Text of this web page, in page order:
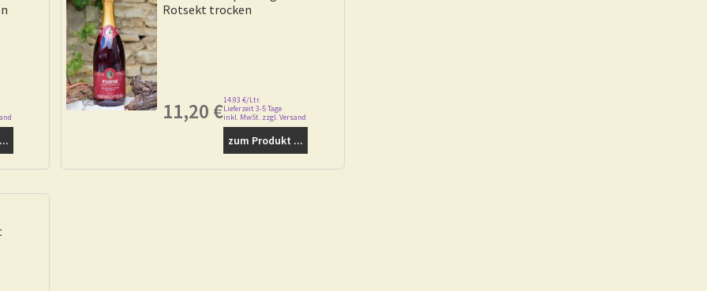
Rotsekt trocken
14.93 €/Ltr.
Lieferzeit 3-5 Tage
inkl. MwSt. zzgl. Versand
11,20 €
zum Produkt ...